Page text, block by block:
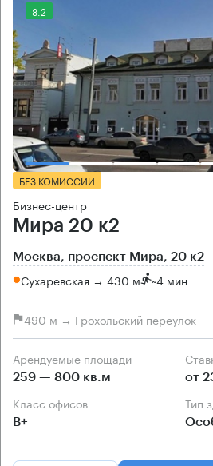
8.2
БЕЗ КОМИССИИ
Бизнес-центр
Мира 20 к2
Москва, проспект Мира, 20 к2
Сухаревская → 430 м ~4 мин
490 м → Грохольский переулок
Арендуемые площади
259 — 800 кв.м от
Класс офисов
B+
Тип